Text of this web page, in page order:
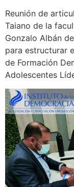
Reunión de
Taiano de la
Gonzalo Albán
para estructurar
de Formación
Adolescentes